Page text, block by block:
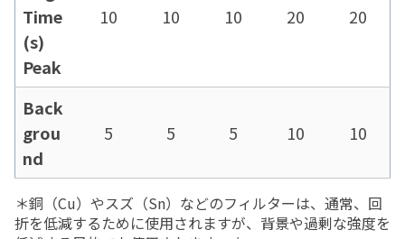
Time
(s)
Peak
10 10 10 20 20
Back
grou
nd
5 5 5 10 10
＊銅（Cu）やスズ（Sn）などのフィルターは、通常、回
折を低減するために使用されますが、背景や過剰な強度を